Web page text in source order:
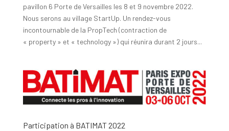
pavillon 6 Porte de Versailles les 8 et 9 novembre 2022.
Nous serons au village StartUp. Un rendez-vous
incontournable de la PropTech (contraction de
« property » et « technology ») qui réunira durant 2 jours...
Participation à BATIMAT 2022